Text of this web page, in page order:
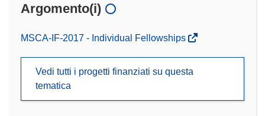
Argomento(i)
MSCA-IF-2017 - Individual Fellowships
Vedi tutti i progetti finanziati su questa
tematica